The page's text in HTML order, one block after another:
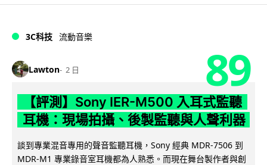
3C科技 流動音樂
Lawton 2 日 89
【評測】Sony IER-M500 入耳式監聽
耳機：現場拍攝、後製監聽與人聲利器
談到專業混音專用的聲音監聽耳機，Sony 經典 MDR-7506 到
MDR-M1 專業錄音室耳機都為人熟悉。而現在舞台製作者與創